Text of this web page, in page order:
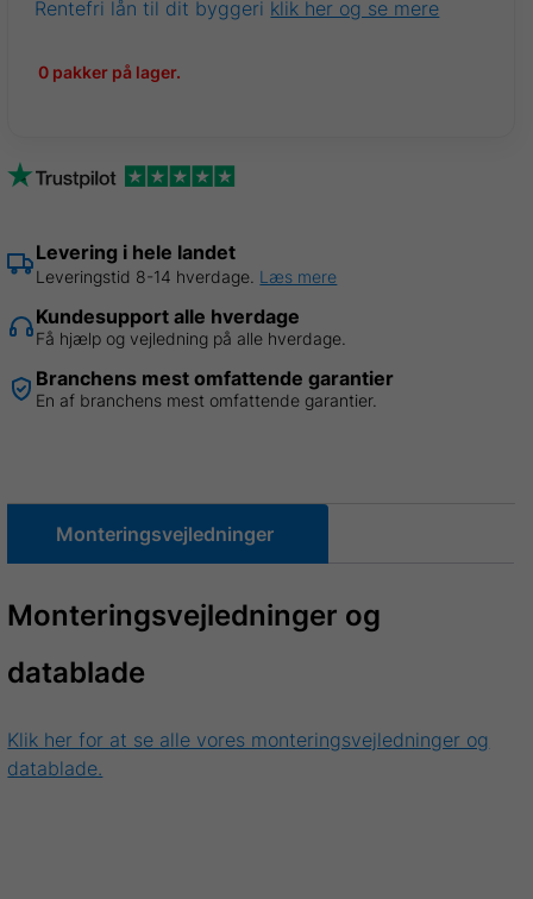
Rentefri lån til dit byggeri klik her og se mere
0 pakker på lager.
Levering i hele landet
Leveringstid 8-14 hverdage. Læs mere
Kundesupport alle hverdage
Få hjælp og vejledning på alle hverdage.
Branchens mest omfattende garantier
En af branchens mest omfattende garantier.
Monteringsvejledninger
Monteringsvejledninger og
datablade
Klik her for at se alle vores monteringsvejledninger og
datablade.